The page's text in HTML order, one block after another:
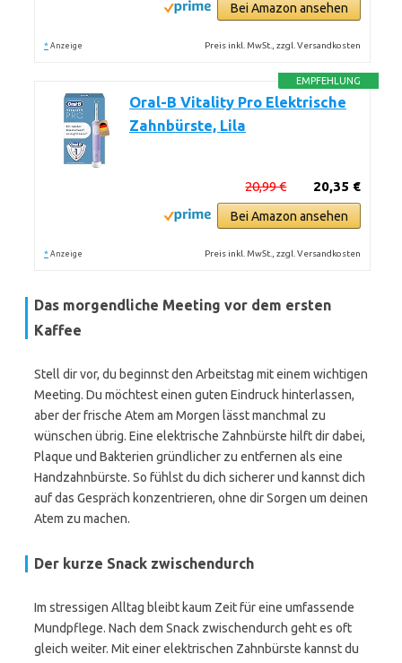
Bei Amazon ansehen
* Anzeige Preis inkl. MwSt., zzgl. Versandkosten
EMPFEHLUNG
Oral-B Vitality Pro Elektrische
Zahnbürste, Lila
20,35 €
20,99 €
Bei Amazon ansehen
* Anzeige Preis inkl. MwSt., zzgl. Versandkosten
Das morgendliche Meeting vor dem ersten
Kaffee
Stell dir vor, du beginnst den Arbeitstag mit einem wichtigen
Meeting. Du möchtest einen guten Eindruck hinterlassen,
aber der frische Atem am Morgen lässt manchmal zu
wünschen übrig. Eine elektrische Zahnbürste hilft dir dabei,
Plaque und Bakterien gründlicher zu entfernen als eine
Handzahnbürste. So fühlst du dich sicherer und kannst dich
auf das Gespräch konzentrieren, ohne dir Sorgen um deinen
Atem zu machen.
Der kurze Snack zwischendurch
Im stressigen Alltag bleibt kaum Zeit für eine umfassende
Mundpflege. Nach dem Snack zwischendurch geht es oft
gleich weiter. Mit einer elektrischen Zahnbürste kannst du